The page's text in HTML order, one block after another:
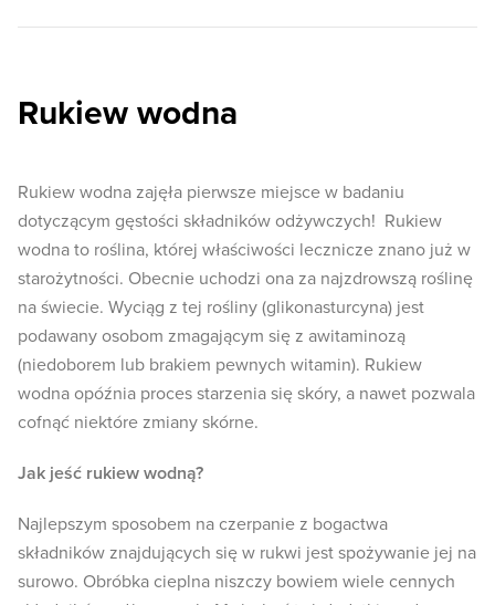
Rukiew wodna
Rukiew wodna zajęła pierwsze miejsce w badaniu
dotyczącym gęstości składników odżywczych! Rukiew
wodna to roślina, której właściwości lecznicze znano już w
starożytności. Obecnie uchodzi ona za najzdrowszą roślinę
na świecie. Wyciąg z tej rośliny (glikonasturcyna) jest
podawany osobom zmagającym się z awitaminozą
(niedoborem lub brakiem pewnych witamin). Rukiew
wodna opóźnia proces starzenia się skóry, a nawet pozwala
cofnąć niektóre zmiany skórne.
Jak jeść rukiew wodną?
Najlepszym sposobem na czerpanie z bogactwa
składników znajdujących się w rukwi jest spożywanie jej na
surowo. Obróbka cieplna niszczy bowiem wiele cennych